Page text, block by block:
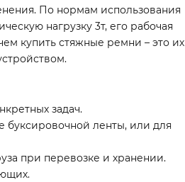
По нормам использования
нагрузку 3т, его рабочая
купить стяжные ремни – это их
задач.
буксировочной ленты, или для
при перевозке и хранении.